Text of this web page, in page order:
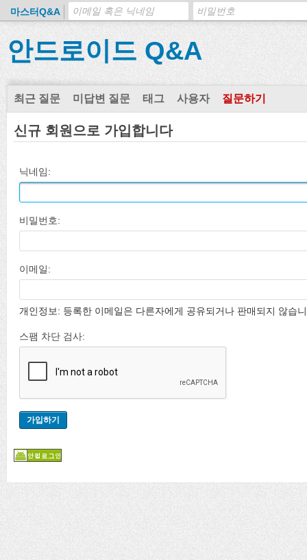
마스터Q&A
안드로이드 Q&A
최근 질문 미답변 질문 태그 사용자 질문하기
신규 회원으로 가입합니다
닉네임:
비밀번호:
이메일:
개인정보: 등록한 이메일은 다른자에게 공유되거나 판매되지 않습
스팸 차단 검사: